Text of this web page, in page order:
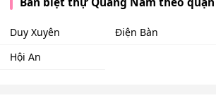
Duy Xuyên Điện Bàn
Hội An